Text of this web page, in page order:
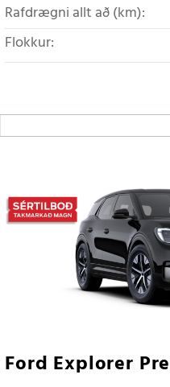
Rafdrægni allt að (km):
Flokkur:
Ford Explorer